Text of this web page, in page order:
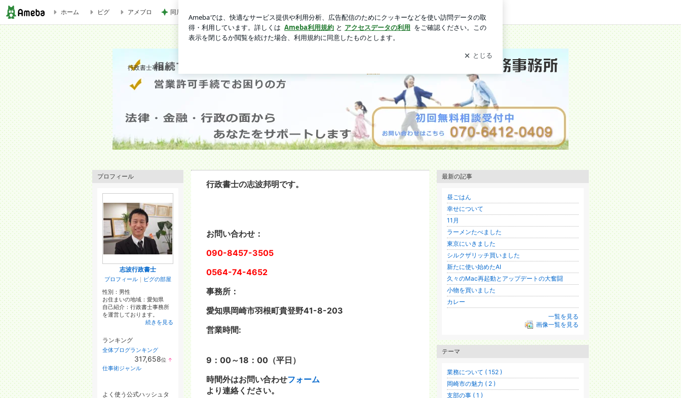
志波行政書士（岡崎市）
ホーム ピグ アメブロ 同居する嫁の合理的なひと言 ログイン
志波行政書士（岡崎市）
行政書士事務所
行政書士の志波邦明です。
お問い合わせ：
090-8457-3505
0564-74-4652
事務所：
愛知県岡崎市羽根町貴登野41-8-203
営業時間:
9：00～18：00（平日）
時間外はお問い合わせフォーム
より連絡ください。
最新の記事
昼ごはん
幸せについて
11月
ラーメンたべました
東京にいきました
シルクザリッチ買いました
新たに使い始めたAI
久々のMac再起動とアップデートの大奮闘
小物を買いました
カレー
一覧を見る
画像一覧を見る
テーマ
業務について ( 152 )
岡崎市の魅力 ( 2 )
支部の事 ( 1 )
プロフィール
志波行政書士
プロフィール ｜ ピグの部屋
性別： 男性
お住まいの地域： 愛知県
自己紹介：行政書士事務所
を運営しております。
続きを見る
ランキング
全体ブログランキング
317,658位 ↑
仕事術ジャンル
よく使う公式ハッシュタ